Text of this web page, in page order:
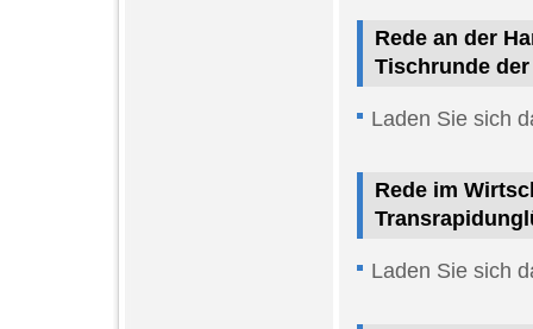
Rede an der
Tischrunde
Laden Sie sich
Rede im
Laden Sie sich